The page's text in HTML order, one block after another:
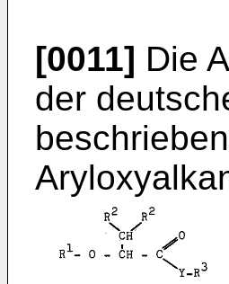
[0011] Die
der